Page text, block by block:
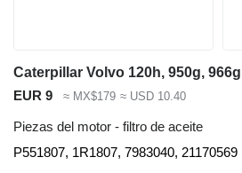
EUR 9 ≈ MX$179 ≈ USD 10.40
Piezas del motor - filtro de aceite
P551807, 1R1807, 7983040, 21170569